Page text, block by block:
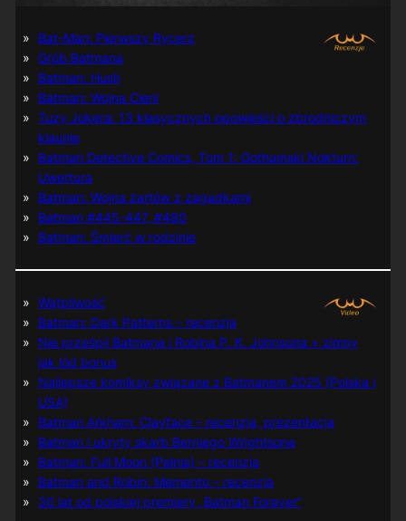
Bat-Man: Pierwszy Rycerz
Grób Batmana
Batman: Hush
Batman: Wojna Cieni
Tuzy Jokera: 13 klasycznych opowieści o zbrodniczym
klaunie
Batman Detective Comics, Tom 1: Gothamski Nokturn:
Uwertura
Batman: Wojna żartów z zagadkami
Batman #445-447, #480
Batman: Śmierć w rodzinie
Wątpliwość
Batman: Dark Patterns – recenzja
Nie prześpij Batmana i Robina P. K. Johnsona + zimny
jak lód bonus
Najlepsze komiksy związane z Batmanem 2025 (Polska i
USA)
Batman Arkham: Clayface – recenzja, prezentacja
Batman i ukryty skarb Berniego Wrightsona
Batman: Full Moon (Pełnia) – recenzja
Batman and Robin: Memento – recenzja
30 lat od polskiej premiery „Batman Forever”